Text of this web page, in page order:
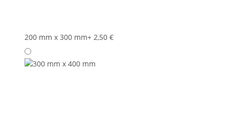
200 mm x 300 mm+ 2,50 €